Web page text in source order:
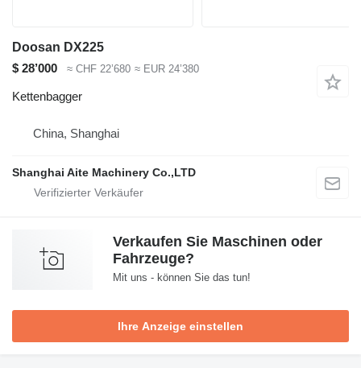
Doosan DX225
$ 28’000
≈ CHF 22’680 ≈ EUR 24’380
Kettenbagger
China, Shanghai
Shanghai Aite Machinery Co.,LTD
Verkaufen Sie Maschinen oder
Fahrzeuge?
Mit uns - können Sie das tun!
Ihre Anzeige einstellen